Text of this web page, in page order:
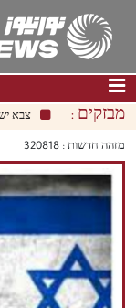
דף הבית|
חדשות
תרבות וחברה
כלכלה
פוליטיקה
מולטימדיה
מבזקים : צבא
מזהה חדשות : 320818